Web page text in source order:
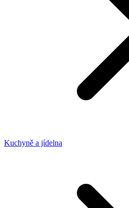
Kuchyně a jídelna